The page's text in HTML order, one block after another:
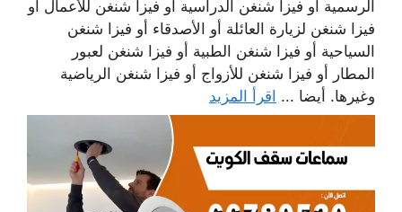
الرسمية أو فيزا شنغن الدراسية أو فيزا شنغن للأعمال أو
فيزا شنغن لزيارة العائلة أو الأصدقاء أو فيزا شنغن
السياحية أو فيزا شنغن الطبية أو فيزا شنغن لعبور
المطار أو فيزا شنغن للأزواج أو فيزا شنغن الرياضية
وغيرها. أيضا ... اقرأ المزيد